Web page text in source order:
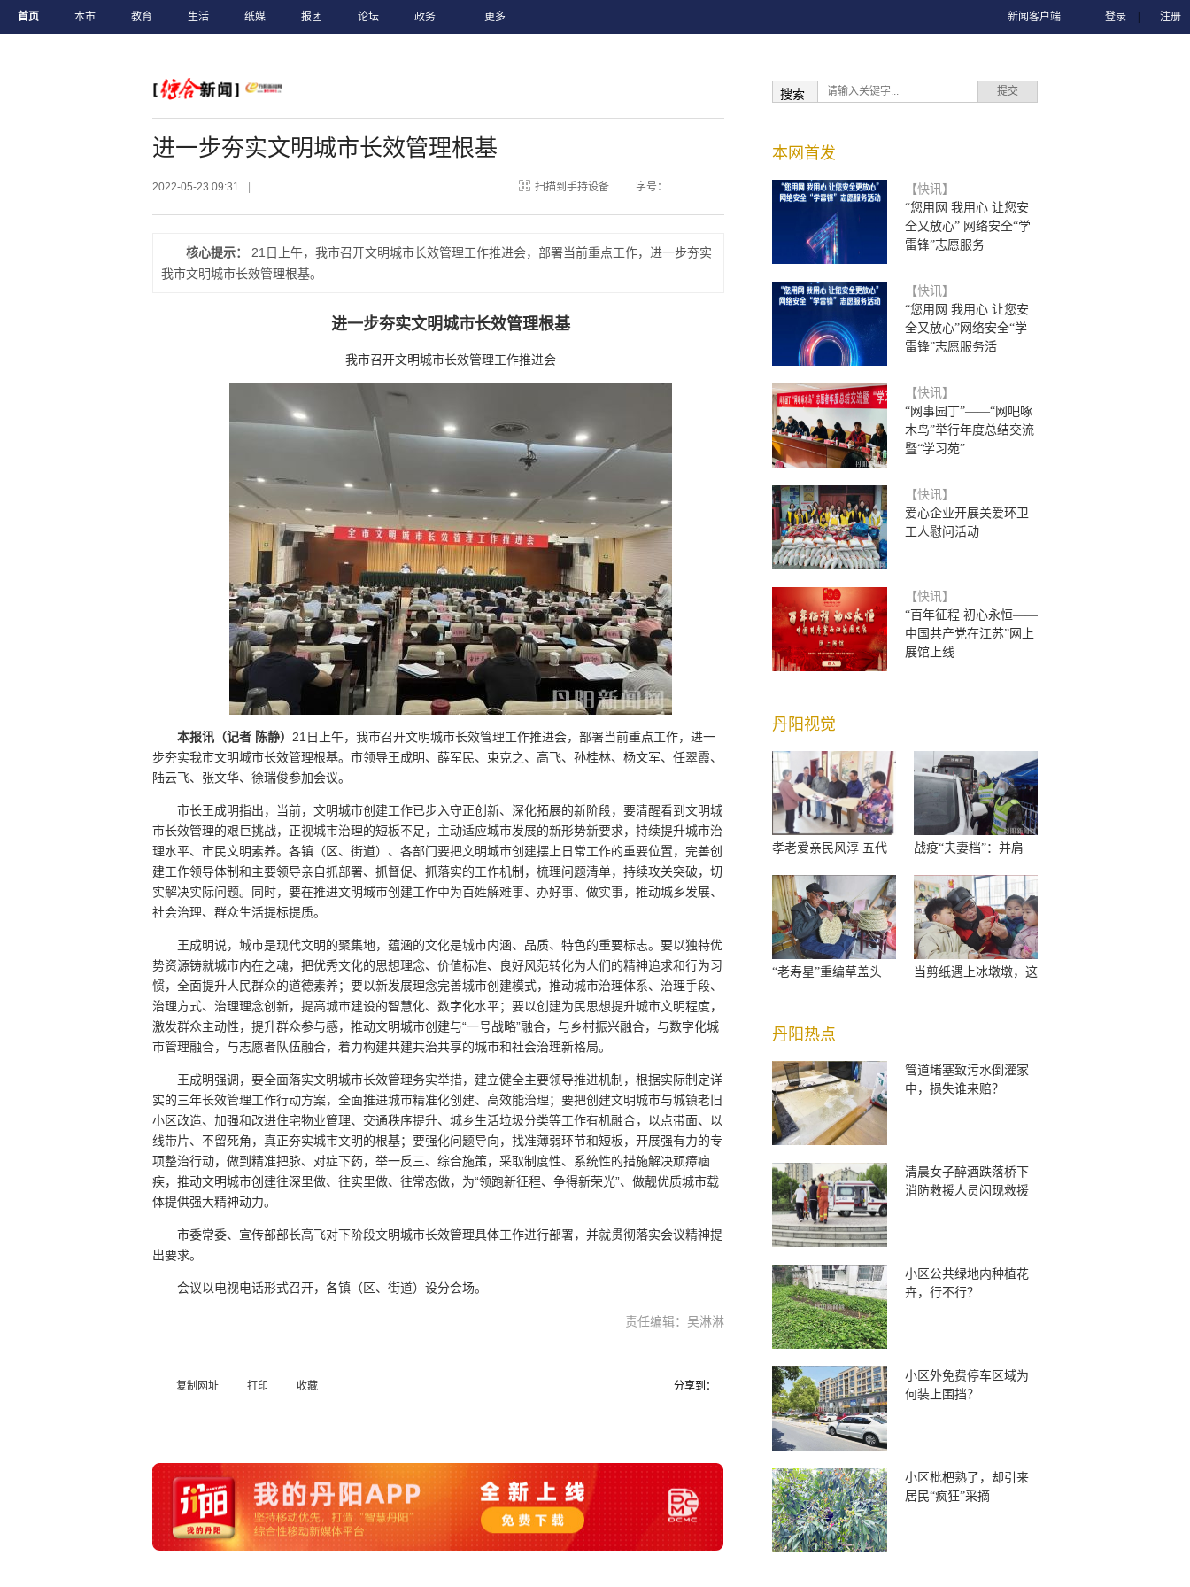
首页 本市 教育 生活 纸媒 报团 论坛 政务 更多 新闻客户端 登录 注册
进一步夯实文明城市长效管理根基
2022-05-23 09:31 扫描到手持设备 字号：
核心提示：
21日上午，我市召开文明城市长效管理工作推进会，部署当前重点工作，进一步夯实
我市文明城市长效管理根基。
进一步夯实文明城市长效管理根基
我市召开文明城市长效管理工作推进会
本报讯（记者 陈静） 21日上午，我市召开文明城市长效管理工作推进会，部署当前重点工作，进一
步夯实我市文明城市长效管理根基。市领导王成明、薛军民、束克之、高飞、孙桂林、杨文军、任翠霞、
陆云飞、张文华、徐瑞俊参加会议。
市长王成明指出，当前，文明城市创建工作已步入守正创新、深化拓展的新阶段，要清醒看到文明城
市长效管理的艰巨挑战，正视城市治理的短板不足，主动适应城市发展的新形势新要求，持续提升城市治
理水平、市民文明素养。各镇（区、街道）、各部门要把文明城市创建摆上日常工作的重要位置，完善创
建工作领导体制和主要领导亲自抓部署、抓督促、抓落实的工作机制，梳理问题清单，持续攻关突破，切
实解决实际问题。同时，要在推进文明城市创建工作中为百姓解难事、办好事、做实事，推动城乡发展、
社会治理、群众生活提标提质。
王成明说，城市是现代文明的聚集地，蕴涵的文化是城市内涵、品质、特色的重要标志。要以独特优
势资源铸就城市内在之魂，把优秀文化的思想理念、价值标准、良好风范转化为人们的精神追求和行为习
惯，全面提升人民群众的道德素养；要以新发展理念完善城市创建模式，推动城市治理体系、治理手段、
治理方式、治理理念创新，提高城市建设的智慧化、数字化水平；要以创建为民思想提升城市文明程度，
激发群众主动性，提升群众参与感，推动文明城市创建与“一号战略”融合，与乡村振兴融合，与数字化城
市管理融合，与志愿者队伍融合，着力构建共建共治共享的城市和社会治理新格局。
王成明强调，要全面落实文明城市长效管理务实举措，建立健全主要领导推进机制，根据实际制定详
实的三年长效管理工作行动方案，全面推进城市精准化创建、高效能治理；要把创建文明城市与城镇老旧
小区改造、加强和改进住宅物业管理、交通秩序提升、城乡生活垃圾分类等工作有机融合，以点带面、以
线带片、不留死角，真正夯实城市文明的根基；要强化问题导向，找准薄弱环节和短板，开展强有力的专
项整治行动，做到精准把脉、对症下药，举一反三、综合施策，采取制度性、系统性的措施解决顽瘴痼
疾，推动文明城市创建往深里做、往实里做、往常态做，为“领跑新征程、争得新荣光”、做靓优质城市载
体提供强大精神动力。
市委常委、宣传部部长高飞对下阶段文明城市长效管理具体工作进行部署，并就贯彻落实会议精神提
出要求。
会议以电视电话形式召开，各镇（区、街道）设分会场。
责任编辑：吴淋淋
复制网址 打印 收藏 分享到：
搜索
本网首发
【快讯】
“您用网 我用心 让您安
全又放心” 网络安全“学
雷锋”志愿服务
【快讯】
“您用网 我用心 让您安
全又放心”网络安全“学
雷锋”志愿服务活
【快讯】
“网事园丁”——“网吧啄
木鸟”举行年度总结交流
暨“学习苑”
【快讯】
爱心企业开展关爱环卫
工人慰问活动
【快讯】
“百年征程 初心永恒——
中国共产党在江苏”网上
展馆上线
丹阳视觉
孝老爱亲民风淳 五代 战疫“夫妻档”：并肩
“老寿星”重编草盖头 当剪纸遇上冰墩墩，这
丹阳热点
管道堵塞致污水倒灌家
中，损失谁来赔？
清晨女子醉酒跌落桥下
消防救援人员闪现救援
小区公共绿地内种植花
卉，行不行？
小区外免费停车区域为
何装上围挡？
小区枇杷熟了，却引来
居民“疯狂”采摘